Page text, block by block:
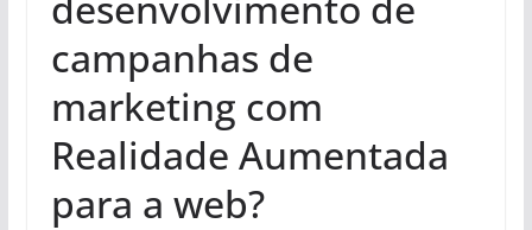
campanhas de
marketing com
Realidade Aumentada
para a web?